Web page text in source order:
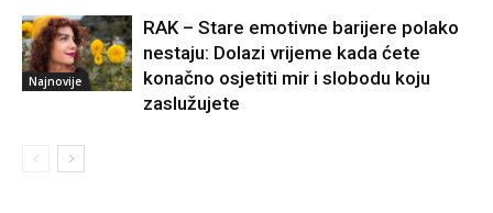
Najnovije
RAK – Stare emotivne barijere polako
nestaju: Dolazi vrijeme kada ćete
konačno osjetiti mir i slobodu koju
zaslužujete